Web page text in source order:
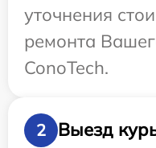
уточнения
ремонта
ConoTech.
2 Выезд